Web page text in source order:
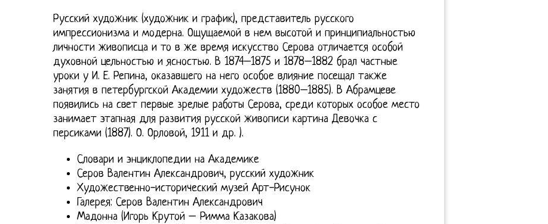
Русский художник (художник и график), представитель русского
импрессионизма и модерна. Ощущаемой в нем высотой и принципиальностью
личности живописца и то в же время искусство Серова отличается особой
духовной цельностью и ясностью. В 1874–1875 и 1878–1882 брал частные
уроки у И. Е. Репина, оказавшего на него особое влияние посещал также
занятия в петербургской Академии художеств (1880–1885). В Абрамцеве
появились на свет первые зрелые работы Серова, среди которых особое место
занимает этапная для развития русской живописи картина Девочка с
персиками (1887). О. Орловой, 1911 и др. ).
Словари и энциклопедии на Академике
Серов Валентин Александрович, русский художник
Художественно-исторический музей Арт-Рисунок
Галерея: Серов Валентин Александрович
Мадонна (Игорь Крутой – Римма Казакова)